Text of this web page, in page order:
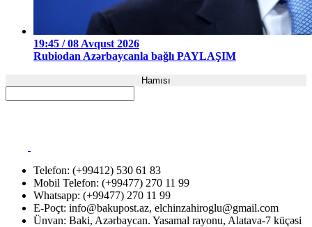
19:45 / 08 Avqust 2026
Rubiodan Azərbaycanla bağlı PAYLAŞIM
Hamısı
Telefon: (+99412) 530 61 83
Mobil Telefon: (+99477) 270 11 99
Whatsapp: (+99477) 270 11 99
E-Poçt: info@bakupost.az, elchinzahiroglu@gmail.com
Ünvan: Baki, Azərbaycan. Yasamal rayonu, Alatava-7 küçəsi